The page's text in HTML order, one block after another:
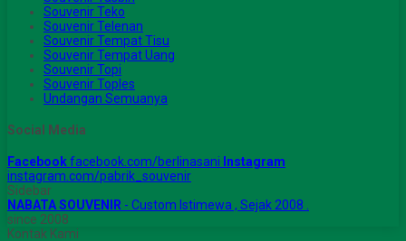
Souvenir Teko
Souvenir Telenan
Souvenir Tempat Tisu
Souvenir Tempat Uang
Souvenir Topi
Souvenir Toples
Undangan Semuanya
Social Media
Facebookfacebook.com/berlinasani Instagram
instagram.com/pabrik_souvenir
Sidebar
NABATA SOUVENIR - Custom Istimewa , Sejak 2008 .
since 2008
Kontak Kami